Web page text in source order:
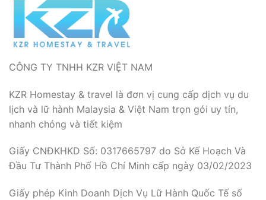
CÔNG TY TNHH KZR VIỆT NAM
KZR Homestay & travel là đơn vị cung cấp dịch vụ du
lịch và lữ hành Malaysia & Việt Nam trọn gói uy tín,
nhanh chóng và tiết kiệm
Giấy CNĐKHKD Số: 0317665797 do Sở Kế Hoạch Và
Đầu Tư Thành Phố Hồ Chí Minh cấp ngày 03/02/2023
Giấy phép Kinh Doanh Dịch Vụ Lữ Hành Quốc Tế số